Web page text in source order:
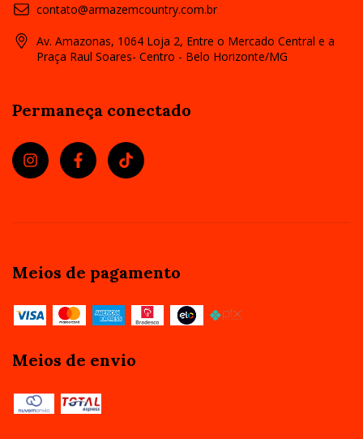
contato@armazemcountry.com.br
Av. Amazonas, 1064 Loja 2, Entre o Mercado Central e a
Praça Raul Soares- Centro - Belo Horizonte/MG
Permaneça conectado
Meios de pagamento
Meios de envio